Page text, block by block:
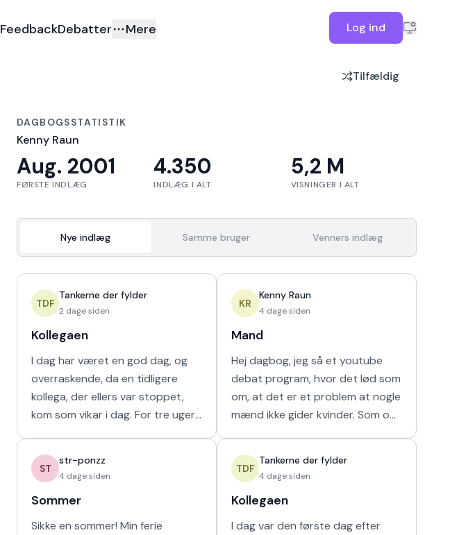
FeedbackDebatter Mere Log ind
Tilfældig
DAGBOGSSTATISTIK
Kenny Raun
Aug. 2001
FØRSTE INDLÆG
4.350
INDLÆG I ALT
5,2 M
VISNINGER I ALT
Nye indlæg Samme bruger Venners indlæg
TDF
Tankerne der fylder
2 dage siden
Kollegaen
I dag har været en god dag, og
overraskende, da en tidligere
kollega, der ellers var stoppet,
kom som vikar i dag. For tre uger
havd
ST
str-ponzz
4 dage siden
Sommer
Sikke en sommer! Min ferie
KR
Kenny Raun
4 dage siden
Mand
Hej dagbog, jeg så et youtube
debat program, hvor det lød som
om, at det er et problem at nogle
mænd ikke gider kvinder. Som om
vende den
TDF
Tankerne der fylder
4 dage siden
Kollegaen
I dag var den første dag efter